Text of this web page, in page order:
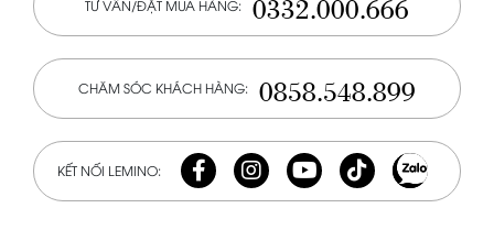
TƯ VẤN/ĐẶT MUA HÀNG:
CHĂM SÓC KHÁCH HÀNG: 0858.548.899
KẾT NỐI LEMINO: